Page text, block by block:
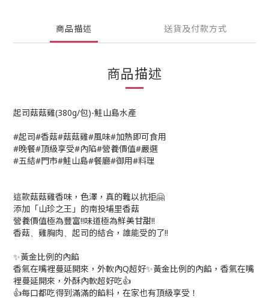
商品描述 送貨及付款方式
商品描述
起司菇菇雞(380g/包)-鮭山島水產
#起司#香菇#菇菇雞#風味#加熱即可食用
#晚餐#頂級享受#內陷#營養價值#嚴選
#五結#門市#鮭山島#餐廳#御用#料理
這款菇菇雞香味，色澤，真的難以抗拒🤗
添加「山珍之王」的南投埔里香菇
營養價值極為豐富!!味道極為鮮美甘甜!!
香菇
雞胸肉 起司的結合，誰能受的了!!
✨黃金比例的內餡
香氣在嘴裡蔓延開來，外軟內Q超好✨黃金比例的內餡，香氣在嘴
裡蔓延開來，外酥內軟超好吃👍
👍每口都吃得到滿滿的餡料，在家也有頂級享受！